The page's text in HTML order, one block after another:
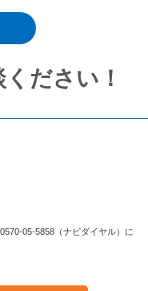
ださい！
05-5858（ナビダイヤル）に